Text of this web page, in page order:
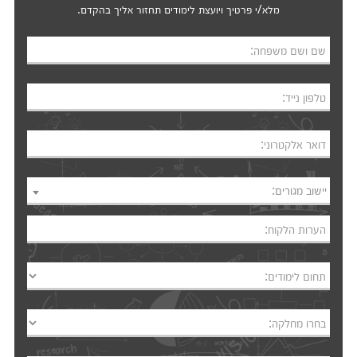
מלא/י פרטיך ויועצת לימודים תחזור אליך בהקדם.
שם ושם משפחה:
טלפון נייד:
דואר אלקטרוני:
יישוב מגורים:
הערות הלקוח:
תחום לימודים:
בחרו מחלקה: